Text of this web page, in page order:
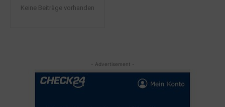
Keine Beiträge vorhanden
- Advertisement -